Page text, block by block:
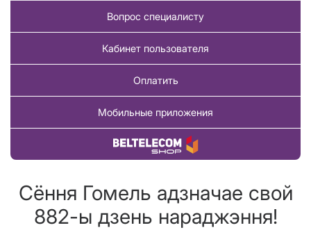
Вопрос специалисту
Кабинет пользователя
Оплатить
Мобильные приложения
Купить товар
Сёння Гомель адзначае свой
882-ы дзень нараджэння!